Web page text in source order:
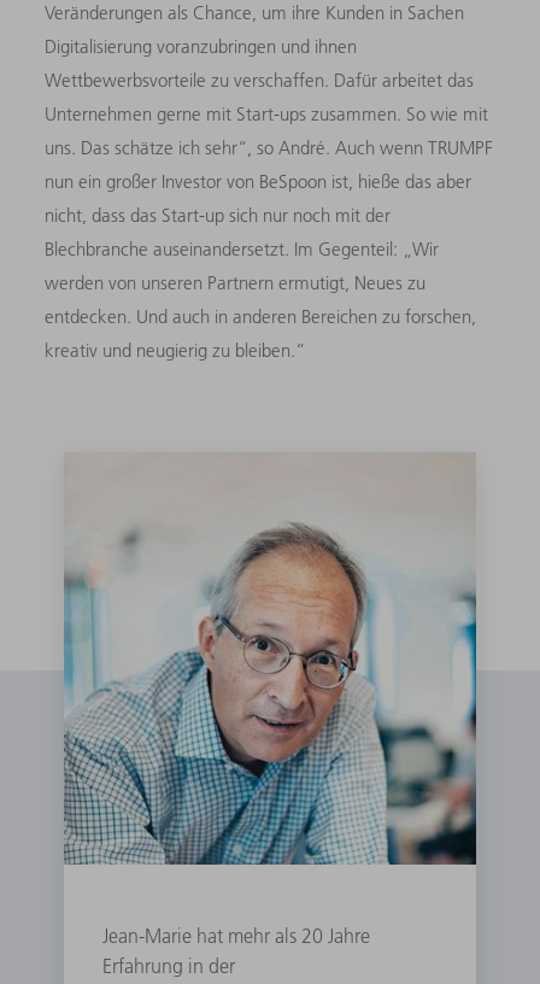
Veränderungen als Chance, um ihre Kunden in Sachen
Digitalisierung voranzubringen und ihnen
Wettbewerbsvorteile zu verschaffen. Dafür arbeitet das
Unternehmen gerne mit Start-ups zusammen. So wie mit
uns. Das schätze ich sehr“, so André. Auch wenn TRUMPF
nun ein großer Investor von BeSpoon ist, hieße das aber
nicht, dass das Start-up sich nur noch mit der
Blechbranche auseinandersetzt. Im Gegenteil: „Wir
werden von unseren Partnern ermutigt, Neues zu
entdecken. Und auch in anderen Bereichen zu forschen,
kreativ und neugierig zu bleiben.“
Jean-Marie hat mehr als 20 Jahre
Erfahrung in der